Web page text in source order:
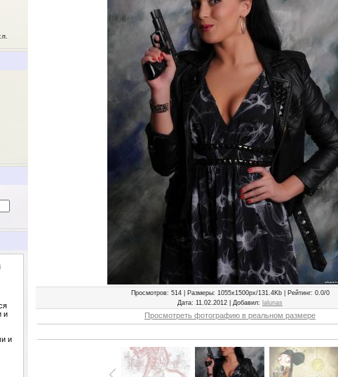
и
и
Просмотров: 514 | Размеры: 1055x1500px/131.4Kb | Рейтинг: 0.0/0
Дата: 11.02.2012 | Добавил: lalunas
Просмотреть фотографию в реальном размере